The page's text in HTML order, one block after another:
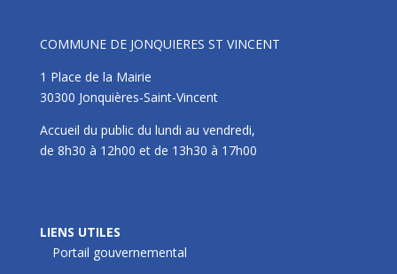
COMMUNE DE JONQUIERES ST VINCENT
1 Place de la Mairie
30300 Jonquières-Saint-Vincent
Accueil du public du lundi au vendredi,
de 8h30 à 12h00 et de 13h30 à 17h00
LIENS UTILES
Portail gouvernemental